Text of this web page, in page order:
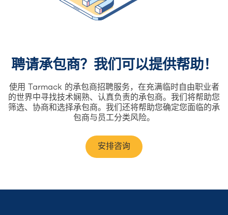
聘请承包商？我们可以提供帮助！
使用 Tarmack 的承包商招聘服务，在充满临时自由职业者
的世界中寻找技术娴熟、认真负责的承包商。我们将帮助您
筛选、协商和选择承包商。我们还将帮助您确定您面临的承
包商与员工分类风险。
安排咨询